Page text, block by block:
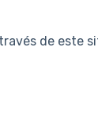
de este